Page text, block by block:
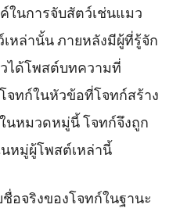
ในการจับสัตว์เช่นแมว
หล่านั้น ภายหลังมีผู้ที่รู้จัก
ได้โพสต์บทความที่
ทก์ในหัวข้อที่โจทก์สร้าง
นหมวดหมู่นี้ โจทก์จึงถูก
นหมู่ผู้โพสต์เหล่านี้
อจริงของโจทก์ในฐานะ